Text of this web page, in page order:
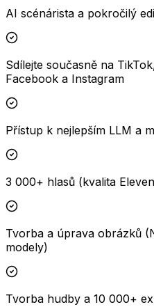
AI scénárista a pokročilý
Sdílejte současně na
Facebook a Instagram
Přístup k nejlepším LLM a
3 000+ hlasů (kvalita
Tvorba a úprava obrázků
modely)
Tvorba hudby a 10 000+